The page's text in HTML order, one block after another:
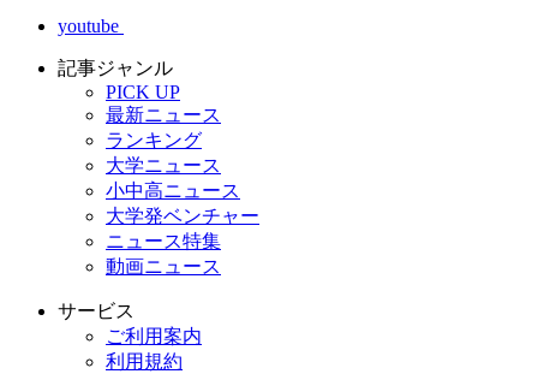
youtube
記事ジャンル
PICK UP
最新ニュース
ランキング
大学ニュース
小中高ニュース
大学発ベンチャー
ニュース特集
動画ニュース
サービス
ご利用案内
利用規約